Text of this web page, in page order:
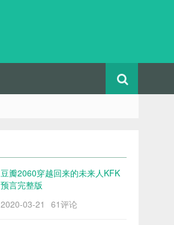
豆瓣2060穿越回来的未来人KFK
预言完整版
2020-03-21
61评论